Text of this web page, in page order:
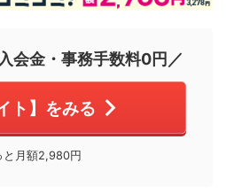
会金・事務手数料0円／
ト】をみる
と月額2,980円